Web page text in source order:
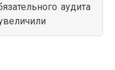
аудита